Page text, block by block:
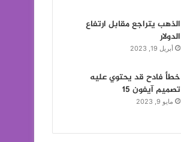
الذهب يتراجع مقابل ارتفاع
الدولار
أبريل 19, 2023
خطأ فادح قد يحتوي عليه
تصميم آيفون 15
مايو 9, 2023